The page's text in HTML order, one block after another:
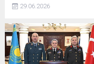
yetmezliğine yol...
açılış programına katıldı.
29.06.2026